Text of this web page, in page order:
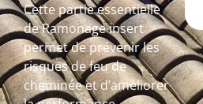
Cette partie essentielle
de Ramonage insert
permet de prévenir les
risques de feu de
cheminée et d’améliorer